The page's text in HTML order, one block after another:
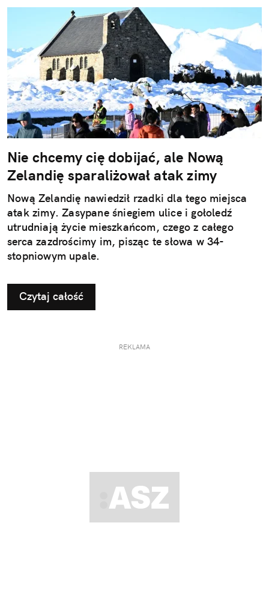
Nie chcemy cię dobijać, ale Nową
Zelandię sparaliżował atak zimy
Nową Zelandię nawiedził rzadki dla tego miejsca
atak zimy. Zasypane śniegiem ulice i gołoledź
utrudniają życie mieszkańcom, czego z całego
serca zazdrościmy im, pisząc te słowa w 34-
stopniowym upale.
Czytaj całość
REKLAMA